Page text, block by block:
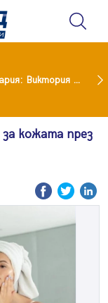
Голям успех за България: Виктория Ангелова грабна световна титла в тройния скок
кожата през